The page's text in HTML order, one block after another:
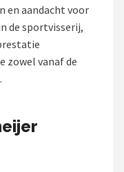
en aandacht voor
de sportvisserij,
zowel vanaf de